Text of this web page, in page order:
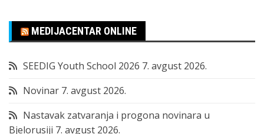
MEDIJACENTAR ONLINE
SEEDIG Youth School 2026 7. avgust 2026.
Novinar 7. avgust 2026.
Nastavak zatvaranja i progona novinara u
Bjelorusiji 7. avgust 2026.